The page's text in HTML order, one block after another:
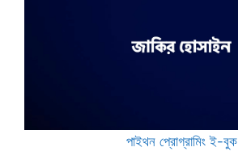
পাইথন প্রোগ্রামিং ই-বুক